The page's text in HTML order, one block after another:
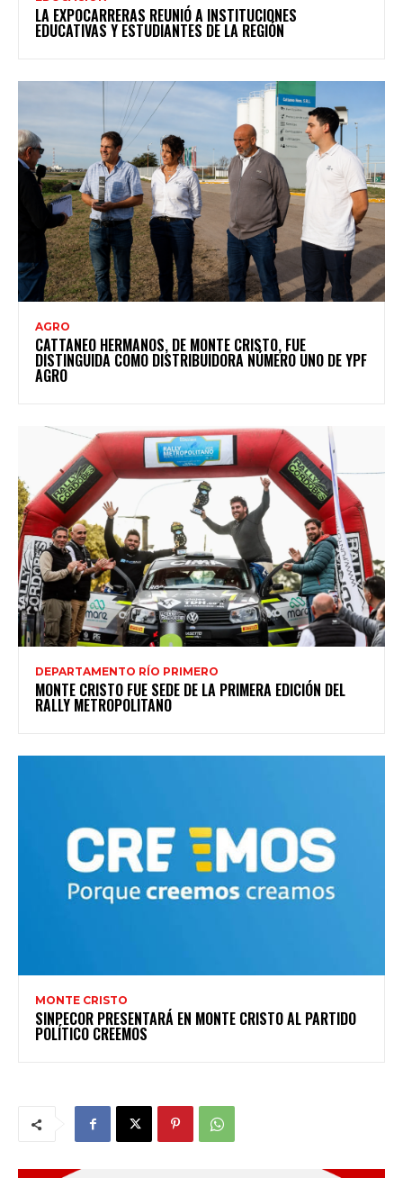
LA EXPOCARRERAS REUNIÓ A INSTITUCIONES
EDUCATIVAS Y ESTUDIANTES DE LA REGIÓN
AGRO
CATTANEO HERMANOS, DE MONTE CRISTO, FUE
DISTINGUIDA COMO DISTRIBUIDORA NÚMERO UNO DE YPF
AGRO
DEPARTAMENTO RÍO PRIMERO
MONTE CRISTO FUE SEDE DE LA PRIMERA EDICIÓN DEL
RALLY METROPOLITANO
MONTE CRISTO
SINPECOR PRESENTARÁ EN MONTE CRISTO AL PARTIDO
POLÍTICO CREEMOS